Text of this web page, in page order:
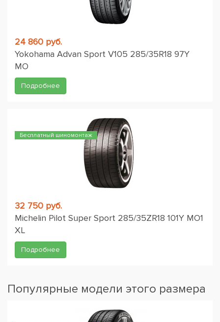
24 860 руб.
Yokohama Advan Sport V105 285/35R18 97Y
MO
Подробнее
Бесплатный шиномонтаж
32 750 руб.
Michelin Pilot Super Sport 285/35ZR18 101Y MO1
XL
Подробнее
Популярные модели этого размера